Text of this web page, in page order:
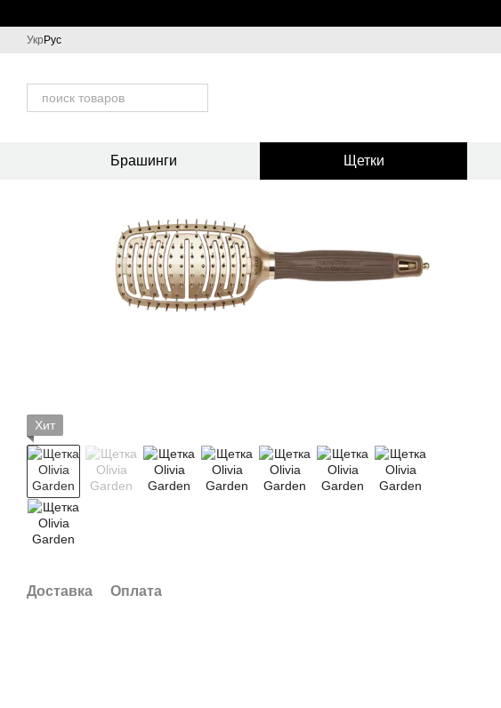
Укр Рус
Брашинги Щетки
Хит
Доставка Оплата